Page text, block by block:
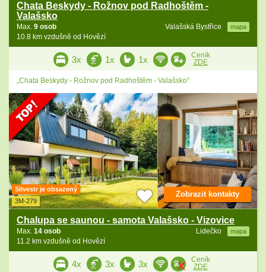
Chata Beskydy - Rožnov pod Radhoštěm -
Valašsko
Valašská Bystřice mapa
Max. 9 osob
10.8 km vzdušně od Hovězí
3x 1x 1x
Ceník
ZDE
„Chata Beskydy - Rožnov pod Radhoštěm - Valašsko“
Silvestr je obsazený
3M-279
Chalupa se saunou - samota Valašsko - Vizovice
Lidečko mapa
Max. 14 osob
11.2 km vzdušně od Hovězí
Zobrazit kontakty
4x 3x 3x
Ceník
ZDE